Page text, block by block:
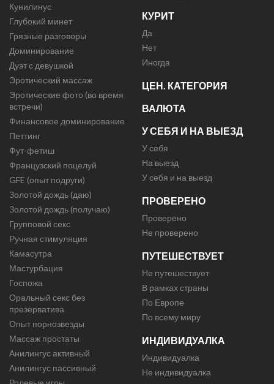
Кунилинус
Глубокий минет
Грязные разговоры
Доминирование
Дуэт с девушкой
Эротический массаж
Эротические фото (во время
встречи)
Финансовое доминирование
Петтинг
Фут-фетиш
Французский поцелуй
GFE (опыт подруги)
Золотой дождь (даю)
Золотой дождь (получаю)
Групповой секс
Ручная стимуляция
Камасутра
Мастурбация
Госпожа
Оральный секс без
презерватива
Опыт порнозвезды
Массаж простаты
Анилингус активный
Анилингус пассивный
КУРИТ
Да
Нет
Иногда
ЦЕН. КАТЕГОРИЯ
ВАЛЮТА
У СЕБЯ И НА ВЫЕЗД
У себя
На выезд
У себя и на выезд
ПРОВЕРЕНО
Проверено
Не проверено
ПУТЕШЕСТВУЕТ
Не путешествует
В рамках страны
По Европе
По всему миру
ИНДИВИДУАЛКА
Индивидуалка
Не индивидуалка